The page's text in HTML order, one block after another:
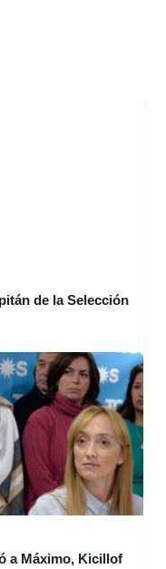
de la Selección
a Máximo, Kicillof